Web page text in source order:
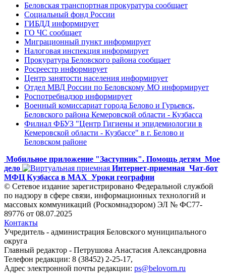
Беловская транспортная прокуратура сообщает
Социальный фонд России
ГИБДД информирует
ГО ЧС сообщает
Миграционный пункт информирует
Налоговая инспекция информирует
Прокуратура Беловского района сообщает
Росреестр информирует
Центр занятости населения информирует
Отдел МВД России по Беловскому МО информирует
Роспотребнадзор информирует
Военный комиссариат города Белово и Гурьевск,
Беловского района Кемеровской области - Кузбасса
Филиал ФБУЗ "Центр Гигиены и эпидемиологии в
Кемеровской области - Кузбассе" в г. Белово и
Беловском районе
Мобильное приложение "Заступник". Помощь детям Мое
дело
Интернет-приемная Чат-бот
МФЦ Кузбасса в MAX Уроки географии
© Сетевое издание зарегистрировано Федеральной службой
по надзору в сфере связи, информационных технологий и
массовых коммуникаций (Роскомнадзором) ЭЛ № ФС77-
89776 от 08.07.2025
Контакты
Учредитель - администрация Беловского муниципального
округа
Главный редактор - Петрушова Анастасия Александровна
Телефон редакции: 8 (38452) 2-25-17,
Адрес электронной почты редакции: ps@belovorn.ru